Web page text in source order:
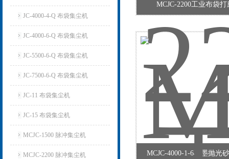
JC-4000-4-Q 布袋集尘机
JC-4000-6-Q 布袋集尘机
JC-5500-6-Q 布袋集尘机
JC-7500-6-Q 布袋集尘机
JC-11 布袋集尘机
JC-15 布袋集尘机
MCJC-1500 脉冲集尘机
MCJC-2200 脉冲集尘机
MCJC-2200工业布袋
MCJC-4000-1-6石墨抛光